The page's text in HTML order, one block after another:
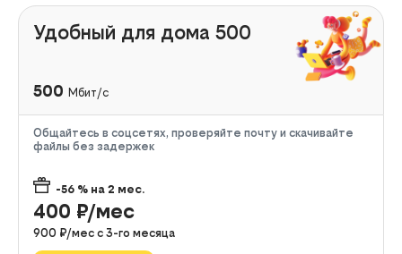
Удобный для дома 500
500 Мбит/с
Общайтесь в соцсетях, проверяйте почту и скачивайте
файлы без задержек
-56 % на 2 мес.
400 ₽/мес
900 ₽/мес с 3-го месяца